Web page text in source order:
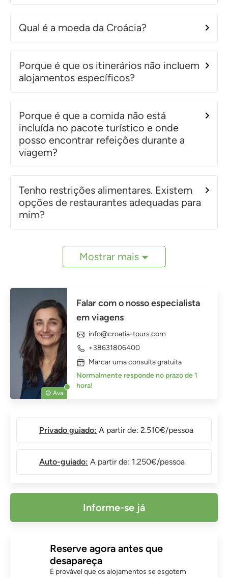
Qual é a moeda da Croácia?
Porque é que os itinerários não incluem
alojamentos específicos?
Porque é que a comida não está
incluída no pacote turístico e onde
posso encontrar refeições durante a
viagem?
Tenho restrições alimentares. Existem
opções de restaurantes adequadas para
mim?
Mostrar mais
Ava
Falar com o nosso especialista
em viagens
info@croatia-tours.com
+38631806400
Marcar uma consulta gratuita
Normalmente responde no prazo de 1
hora!
Privado guiado: A partir de: 2.510€/pessoa
Auto-guiado: A partir de: 1.250€/pessoa
Informe-se já
Reserve agora antes que
desapareça
É provável que os alojamentos se esgotem